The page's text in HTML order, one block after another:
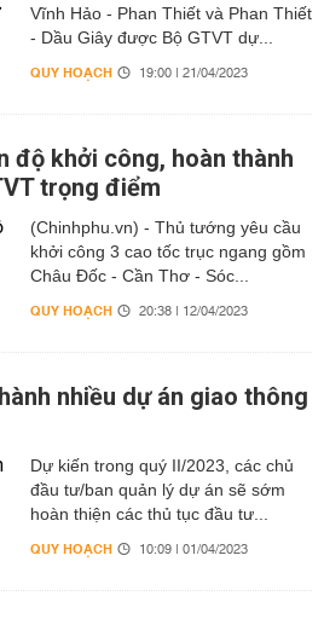
Vĩnh Hảo - Phan Thiết và Phan Thiết
- Dầu Giây được Bộ GTVT dự...
QUY HOẠCH 19:00 | 21/04/2023
độ khởi công, hoàn thành
trọng điểm
(Chinhphu.vn) - Thủ tướng yêu cầu
khởi công 3 cao tốc trục ngang gồm
Châu Đốc - Cần Thơ - Sóc...
QUY HOẠCH 20:38 | 12/04/2023
nhiều dự án giao thông
Dự kiến trong quý II/2023, các chủ
đầu tư/ban quản lý dự án sẽ sớm
hoàn thiện các thủ tục đầu tư...
QUY HOẠCH 10:09 | 01/04/2023